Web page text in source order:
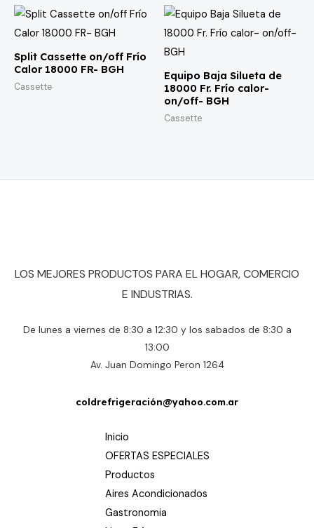
Split Cassette on/off Frío
Calor 18000 FR- BGH
Cassette
Equipo Baja Silueta de
18000 Fr. Frío calor-
on/off- BGH
Cassette
LOS MEJORES PRODUCTOS PARA EL HOGAR, COMERCIO
E INDUSTRIAS.
De lunes a viernes de 8:30 a 12:30 y los sabados de 8:30 a
13:00
Av. Juan Domingo Peron 1264
coldrefrigeración@yahoo.com.ar
Inicio
OFERTAS ESPECIALES
Productos
Aires Acondicionados
Gastronomia